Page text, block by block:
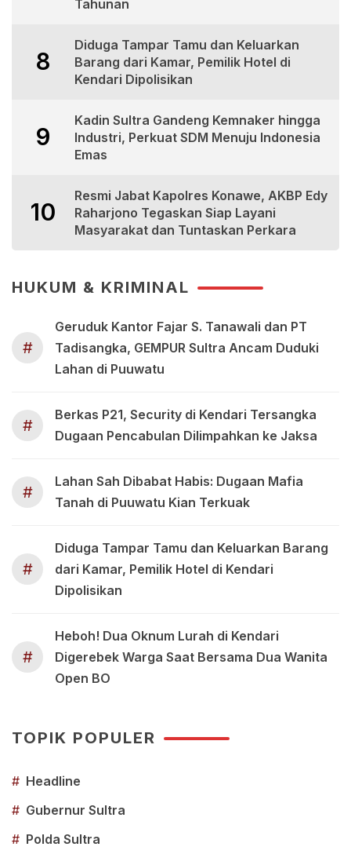
Tahunan
8
Diduga Tampar Tamu dan Keluarkan
Barang dari Kamar, Pemilik Hotel di
Kendari Dipolisikan
9
Kadin Sultra Gandeng Kemnaker hingga
Industri, Perkuat SDM Menuju Indonesia
Emas
10
Resmi Jabat Kapolres Konawe, AKBP Edy
Raharjono Tegaskan Siap Layani
Masyarakat dan Tuntaskan Perkara
HUKUM & KRIMINAL
#
Geruduk Kantor Fajar S. Tanawali dan PT
Tadisangka, GEMPUR Sultra Ancam Duduki
Lahan di Puuwatu
#
Berkas P21, Security di Kendari Tersangka
Dugaan Pencabulan Dilimpahkan ke Jaksa
#
Lahan Sah Dibabat Habis: Dugaan Mafia
Tanah di Puuwatu Kian Terkuak
#
Diduga Tampar Tamu dan Keluarkan Barang
dari Kamar, Pemilik Hotel di Kendari
Dipolisikan
#
Heboh! Dua Oknum Lurah di Kendari
Digerebek Warga Saat Bersama Dua Wanita
Open BO
TOPIK POPULER
# Headline
# Gubernur Sultra
# Polda Sultra